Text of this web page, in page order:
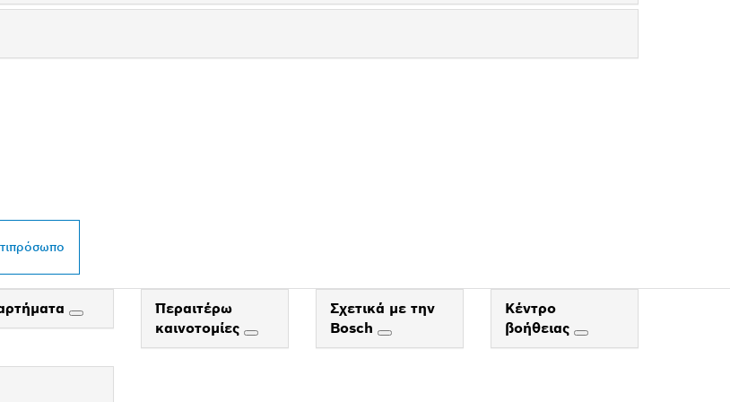
Περαιτέρω
καινοτομίες
Σχετικά με την
Bosch
Κέντρο
βοήθειας